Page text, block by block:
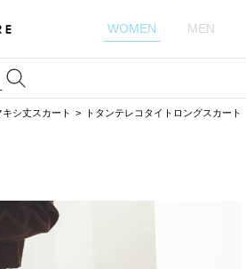
WOMEN MEN
キシ丈スカート トタンテレコタイトロングスカート